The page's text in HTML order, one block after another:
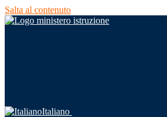
Salta al contenuto
Italiano